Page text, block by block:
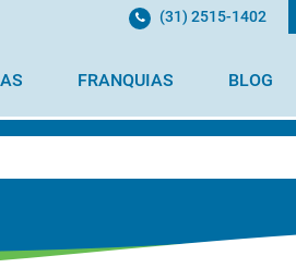
(31) 2515-1402
FRANQUIAS BLOG